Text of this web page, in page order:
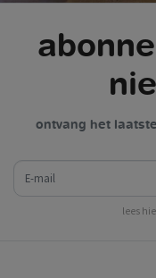
ontvang het
lees